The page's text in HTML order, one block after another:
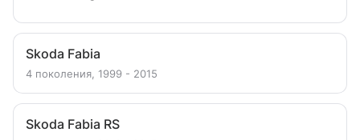
Skoda Fabia
4 поколения, 1999 - 2015
Skoda Fabia RS